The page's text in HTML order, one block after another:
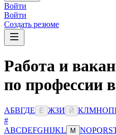
Войти
Войти
Создать резюме
Работа и
по профессии
АБВГДЕ Ё ЖЗИ Й КЛМНОП
#
ABCDEFGHIJKL M NOPQRS